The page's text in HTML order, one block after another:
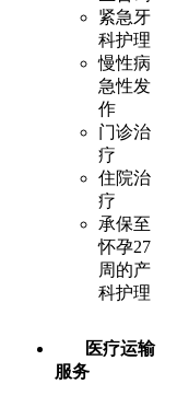
紧急牙
科护理
慢性病
急性发
作
门诊治
疗
住院治
疗
承保至
怀孕27
周的产
科护理
医疗运输
服务